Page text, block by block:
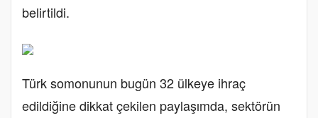
belirtildi.
Türk somonunun bugün 32 ülkeye ihraç
edildiğine dikkat çekilen paylaşımda, sektörün